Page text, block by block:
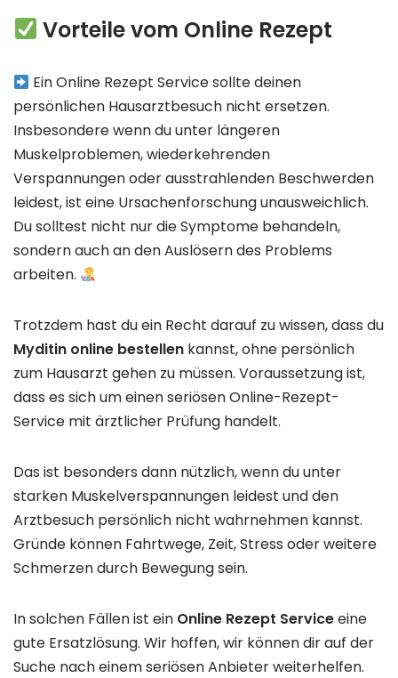
Vorteile vom Online Rezept
Ein Online Rezept Service sollte deinen
persönlichen Hausarztbesuch nicht ersetzen.
Insbesondere wenn du unter längeren
Muskelproblemen, wiederkehrenden
Verspannungen oder ausstrahlenden Beschwerden
leidest, ist eine Ursachenforschung unausweichlich.
Du solltest nicht nur die Symptome behandeln,
sondern auch an den Auslösern des Problems
arbeiten.
Trotzdem hast du ein Recht darauf zu wissen, dass du
Myditin online bestellen kannst, ohne persönlich
zum Hausarzt gehen zu müssen. Voraussetzung ist,
dass es sich um einen seriösen Online-Rezept-
Service mit ärztlicher Prüfung handelt.
Das ist besonders dann nützlich, wenn du unter
starken Muskelverspannungen leidest und den
Arztbesuch persönlich nicht wahrnehmen kannst.
Gründe können Fahrtwege, Zeit, Stress oder weitere
Schmerzen durch Bewegung sein.
In solchen Fällen ist ein Online Rezept Serviceeine
gute Ersatzlösung. Wir hoffen, wir können dir auf der
Suche nach einem seriösen Anbieter weiterhelfen.